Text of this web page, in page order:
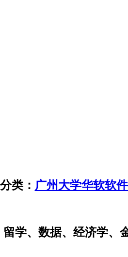
类： 广州大学华软软
学、数据、经济学、